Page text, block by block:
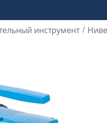
инструмент /